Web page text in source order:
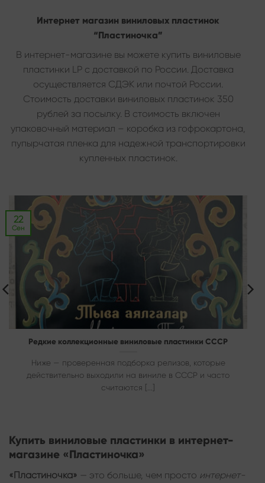
Интернет магазин виниловых пластинок
“Пластиночка”
В интернет-магазине вы можете купить виниловые
пластинки LP с доставкой по России. Доставка
осуществляется СДЭК или почтой России.
Стоимость доставки виниловых пластинок 350
рублей за посылку. В стоимость включен
упаковочный материал – коробка из гофрокартона,
пупырчатая пленка для надежной транспортировки
купленных пластинок.
Редкие коллекционные виниловые пластинки СССР
Ниже — проверенная подборка релизов, которые
действительно выходили на виниле в СССР и часто
считаются [...]
22
Сен
Купить виниловые пластинки в интернет-
магазине «Пластиночка»
«Пластиночка» — это больше, чем просто интернет-